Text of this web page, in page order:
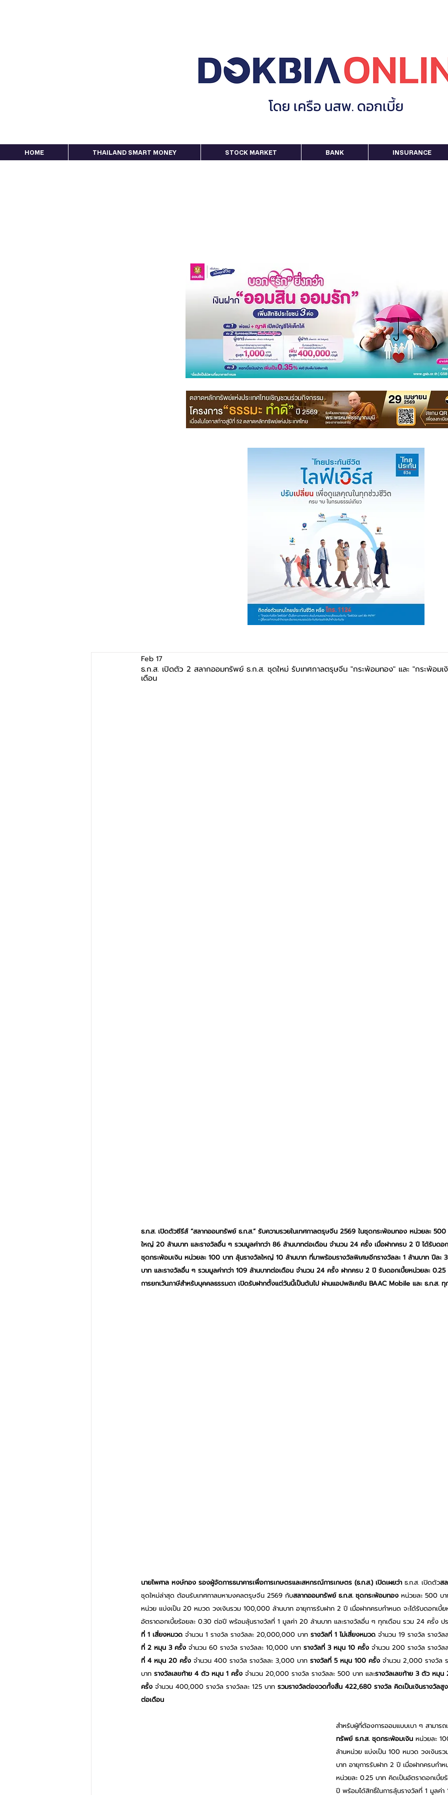
HOME THAILAND SMART MONEY STOCK MARKET BANK INSURANCE
ธ.ก.ส. เปิดตัว 2 สลากออมทรัพย์ ธ.ก.ส. ชุดใหม่ รับเทศกาลตรุษจีน "กระพ้อมทอง" และ "กระพ้อมเ
เดือน
Feb 17
ธ.ก.ส. เปิดตัวซีรีส์ “สลากออมทรัพย์ ธ.ก.ส.” รับความรวยในเทศกาลตรุษจีน 2569 ในชุดกระพ้อมทอง หน่วยละ 500
ใหญ่ 20 ล้านบาท และรางวัลอื่น ๆ รวมมูลค่ากว่า 86 ล้านบาทต่อเดือน จำนวน 24 ครั้ง เมื่อฝากครบ 2 ปี ได้รับดอ
ชุดกระพ้อมเงิน หน่วยละ 100 บาท ลุ้นรางวัลใหญ่ 10 ล้านบาท ที่มาพร้อมรางวัลพิเศษอีกรางวัลละ 1 ล้านบาท ปีละ
บาท และรางวัลอื่น ๆ รวมมูลค่ากว่า 109 ล้านบาทต่อเดือน จำนวน 24 ครั้ง ฝากครบ 2 ปี รับดอกเบี้ยหน่วยละ 0.25
การยกเว้นภาษีสำหรับบุคคลธรรมดา เปิดรับฝากตั้งแต่วันนี้เป็นต้นไป ผ่านแอปพลิเคชัน BAAC Mobile และ ธ.ก.ส. ทุ
นายไพศาล หงษ์ทอง รองผู้จัดการธนาคารเพื่อการเกษตรและสหกรณ์การเกษตร (ธ.ก.ส.) เปิดเผยว่า ธ.ก.ส. เปิดตัวส
ชุดใหม่ล่าสุด ต้อนรับเทศกาลมหามงคลตรุษจีน 2569 กับสลากออมทรัพย์ ธ.ก.ส. ชุดกระพ้อมทอง หน่วยละ 500 บ
หน่วย แบ่งเป็น 20 หมวด วงเงินรวม 100,000 ล้านบาท อายุการรับฝาก 2 ปี เมื่อฝากครบกำหนด จะได้รับดอกเบี้ย
อัตราดอกเบี้ยร้อยละ 0.30 ต่อปี พร้อมลุ้นรางวัลที่ 1 มูลค่า 20 ล้านบาท และรางวัลอื่น ๆ ทุกเดือน รวม 24 ครั้ง ป
ที่ 1 เสี่ยงหมวด จำนวน 1 รางวัล รางวัลละ 20,000,000 บาท รางวัลที่ 1 ไม่เสี่ยงหมวด จำนวน 19 รางวัล รางวั
ที่ 2 หมุน 3 ครั้ง จำนวน 60 รางวัล รางวัลละ 10,000 บาท รางวัลที่ 3 หมุน 10 ครั้ง จำนวน 200 รางวัล รางวั
ที่ 4 หมุน 20 ครั้ง จำนวน 400 รางวัล รางวัลละ 3,000 บาท รางวัลที่ 5 หมุน 100 ครั้ง จำนวน 2,000 รางวัล
บาท รางวัลเลขท้าย 4 ตัว หมุน 1 ครั้ง จำนวน 20,000 รางวัล รางวัลละ 500 บาท และรางวัลเลขท้าย 3 ตัว หมุน
ครั้ง จำนวน 400,000 รางวัล รางวัลละ 125 บาท รวมรางวัลต่องวดทั้งสิ้น 422,680 รางวัล คิดเป็นเงินรางวัล
ต่อเดือน
สำหรับผู้ที่ต้องการออมแบบเบา ๆ สามาร
ทรัพย์ ธ.ก.ส. ชุดกระพ้อมเงิน หน่วยละ
ล้านหน่วย แบ่งเป็น 100 หมวด วงเงินร
บาท อายุการรับฝาก 2 ปี เมื่อฝากครบกำ
หน่วยละ 0.25 บาท คิดเป็นอัตราดอกเบี้ย
ปี พร้อมได้สิทธิ์ในการลุ้นรางวัลที่ 1 มูลค่า